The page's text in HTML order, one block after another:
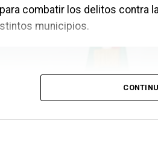
combatir los delitos contra
municipios.